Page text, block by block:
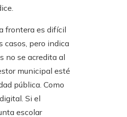
frontera es difícil
casos, pero indica
no se acredita al
municipal esté
pública. Como
Si el
escolar